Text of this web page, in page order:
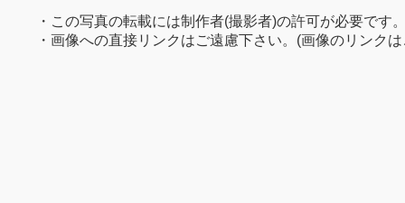
・この写真の転載には制作者(撮影者)の許可が必要です
・画像への直接リンクはご遠慮下さい。(画像のリンク